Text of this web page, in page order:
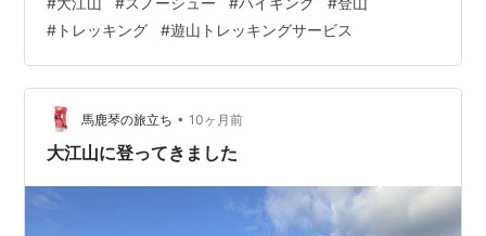
た。 ログカフェ フローレスタの前あたりまで除雪されて
いて、路肩に駐車。当初、鍋塚方面へと考えていたが、
林道のラッセルがきつそうなので、鬼嶽稲荷神社へ向か
う。 前日の荒天からうって変わって、青空が美しい。 道
中、ユーモラスな鬼が迎えてくれる。青には酒瓶と大き
な盃を持つ。 赤鬼は、大江山(千…
# トレッキング #遊山トレッキングサービス
馬鹿琴の旅立ち • 10ヶ月前
大江山に登ってきました